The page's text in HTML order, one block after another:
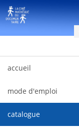
Saltar al contenido
accueil
mode d'emploi
catalogue